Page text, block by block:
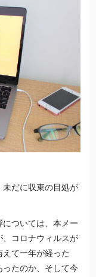
未だに収束の目処が
ついては、本メー
、コロナウィルスが
て一年が経った
たのか、そして今